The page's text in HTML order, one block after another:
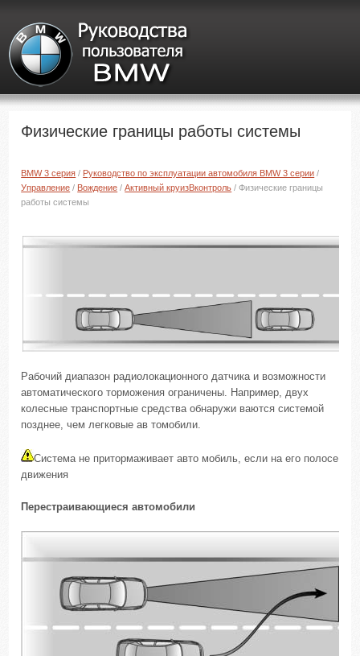
Физические границы работы системы
BMW 3 серия / Руководство по эксплуатации автомобиля BMW 3 серии /
Управление / Вождение /Активный круизBконтроль / Физические границы
работы системы
Рабочий диапазон радиолокационного датчика и возможности
автоматического торможения ограничены. Например, двух
колесные транспортные средства обнаружи ваются системой
позднее, чем легковые ав томобили.
Система не притормаживает авто мобиль, если на его полосе
движения
Перестраивающиеся автомобили